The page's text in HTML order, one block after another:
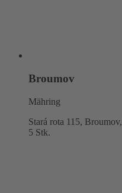
Broumov
Mähring
Stará rota 115, Broumov,
5 Stk.